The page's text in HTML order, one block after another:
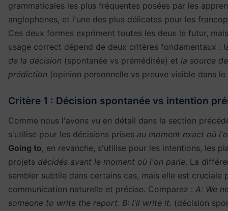
grammaticales les plus fréquentes posées par les
anglophones, et l'une des plus délicates pour les
Ces deux formes expriment toutes les deux le futur,
usage correct dépend de deux critères fondamentaux :
de la décision (spontanée vs préméditée) et la source
prédiction (opinion personnelle vs preuve visible dans le
Critère 1 : Décision spontanée vs intention
Comme nous l'avons vu en détail dans la section
s'utilise pour les décisions prises au moment exact où
Going to, en revanche, s'utilise pour les intentions, les
projets décidés avant le moment où l'on parle. La
sembler subtile dans certains cas, mais elle est cruciale
communication naturelle et précise. Comparez : A: We
someone to write the report. B: I'll write it. (décision